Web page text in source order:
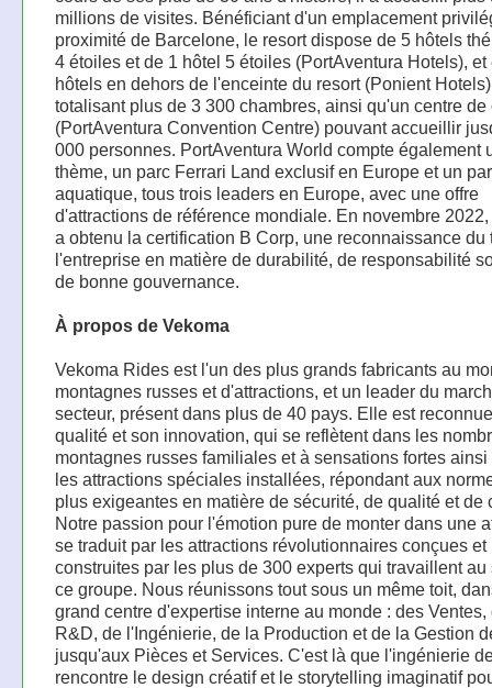
millions de visites. Bénéficiant d'un emplacement
proximité de Barcelone, le resort dispose de 5 hôtels
4 étoiles et de 1 hôtel 5 étoiles (PortAventura Hotels),
hôtels en dehors de l'enceinte du resort (Ponient
totalisant plus de 3 300 chambres, ainsi qu'un centre de
(PortAventura Convention Centre) pouvant accueillir
000 personnes. PortAventura World compte également
thème, un parc Ferrari Land exclusif en Europe et un
aquatique, tous trois leaders en Europe, avec une offre
d'attractions de référence mondiale. En novembre
a obtenu la certification B Corp, une reconnaissance du
l'entreprise en matière de durabilité, de responsabilité
de bonne gouvernance.
À propos de Vekoma
Vekoma Rides est l'un des plus grands fabricants au
montagnes russes et d'attractions, et un leader du
secteur, présent dans plus de 40 pays. Elle est
qualité et son innovation, qui se reflètent dans les
montagnes russes familiales et à sensations fortes
les attractions spéciales installées, répondant aux
plus exigeantes en matière de sécurité, de qualité et de
Notre passion pour l'émotion pure de monter dans une
se traduit par les attractions révolutionnaires conçues et
construites par les plus de 300 experts qui travaillent au
ce groupe. Nous réunissons tout sous un même toit,
grand centre d'expertise interne au monde : des Ventes,
R&D, de l'Ingénierie, de la Production et de la Gestion
jusqu'aux Pièces et Services. C'est là que l'ingénierie
rencontre le design créatif et le storytelling imaginatif